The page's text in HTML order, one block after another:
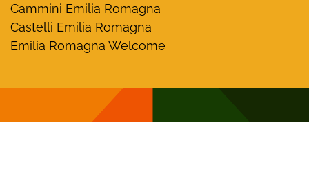
Cammini Emilia Romagna
Castelli Emilia Romagna
Emilia Romagna Welcome